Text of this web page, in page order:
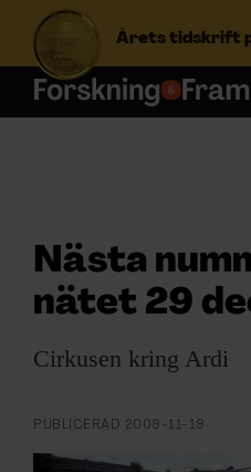
Årets tidskrift
S
:
Nästa
nätet 29
Cirkusen kring Ardi
PUBLICERAD 2009-11-19